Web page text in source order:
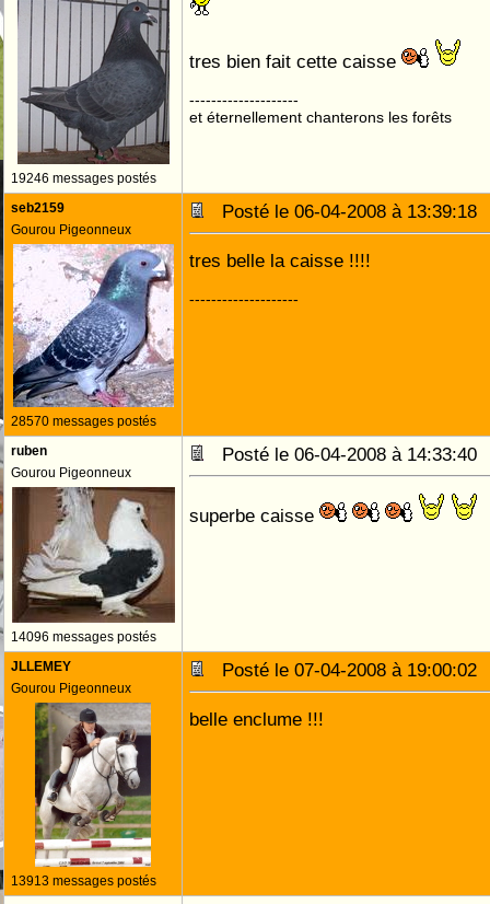
19246 messages postés
tres bien fait cette caisse
--------------------
et éternellement chanterons les forêts
seb2159
Gourou Pigeonneux
28570 messages postés
Posté le 06-04-2008 à
tres belle la caisse !!!!
--------------------
ruben
Gourou Pigeonneux
14096 messages postés
Posté le 06-04-2008 à
superbe caisse
JLLEMEY
Gourou Pigeonneux
13913 messages postés
Posté le 07-04-2008 à
belle enclume !!!